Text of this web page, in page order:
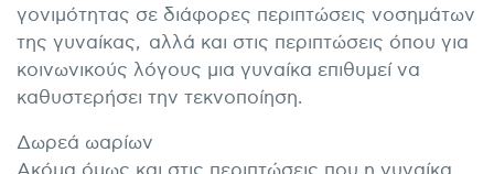
γονιμότητας σε διάφορες περιπτώσεις νοσημάτων
της γυναίκας, αλλά και στις περιπτώσεις όπου για
κοινωνικούς λόγους μια γυναίκα επιθυμεί να
καθυστερήσει την τεκνοποίηση.
Δωρεά ωαρίων